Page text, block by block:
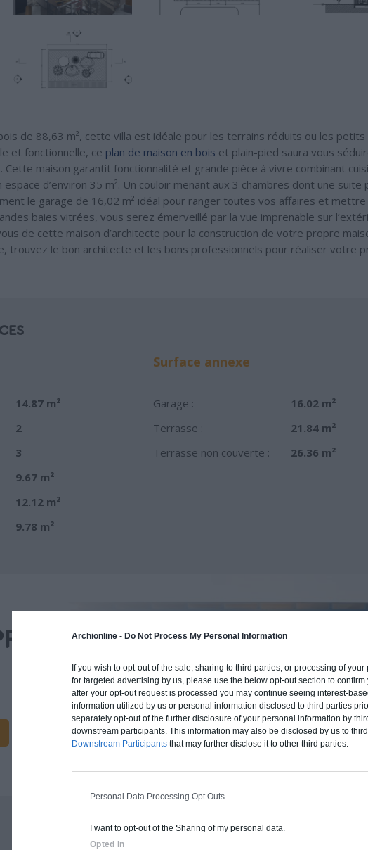
Archionline - Do Not Process My Personal Information
If you wish to opt-out of the sale, sharing to third parties, or processing of
for targeted advertising by us, please use the below opt-out section to
after your opt-out request is processed you may continue seeing interest-
information utilized by us or personal information disclosed to third parties
separately opt-out of the further disclosure of your personal information by
downstream participants. This information may also be disclosed by us to
Downstream Participants that may further disclose it to other third parties.
Personal Data Processing Opt Outs
I want to opt-out of the Sharing of my personal data.
Opted In
de 88,63 m², cette villa est idéale pour les terrains réduits ou les
et fonctionnelle, ce plan de maison en bois et plain-pied saura vous
Cette maison garantit fonctionnalité et grande pièce à vivre combinant
d’environ 35 m². Un couloir menant aux 3 chambres dont une suite
le garage de 16,02 m² idéal pour ranger toutes vos affaires et
baies vitrées, vous serez émerveillé par la vue imprenable sur
de cette maison d’architecte pour la construction de votre propre
trouvez le bon architecte et les bons professionnels pour réaliser votre
14.87 m²
2
3
9.67 m²
12.12 m²
9.78 m²
Surface annexe
Garage :
16.02 m²
Terrasse :
21.84 m²
Terrasse non couverte :
26.36 m²
BUDGET ET PROCÉDÉ